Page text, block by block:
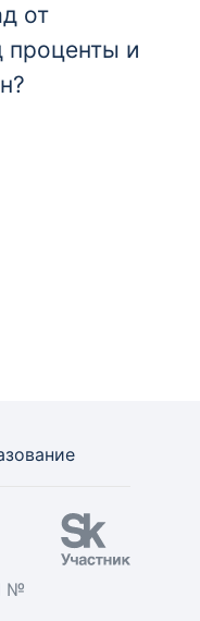
от
проценты и
№